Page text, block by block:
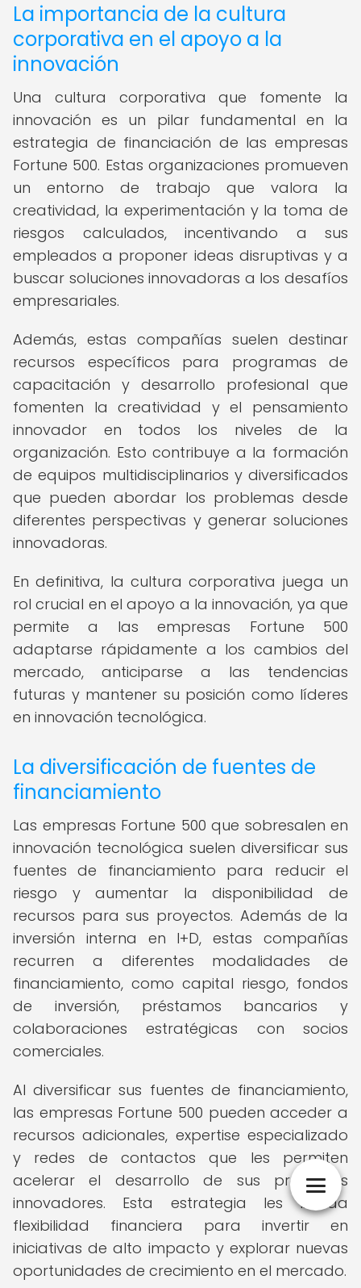
La importancia de la cultura
corporativa en el apoyo a la
innovación
Una cultura corporativa que fomente la
innovación es un pilar fundamental en la
estrategia de financiación de las empresas
Fortune 500. Estas organizaciones promueven
un entorno de trabajo que valora la
creatividad, la experimentación y la toma de
riesgos calculados, incentivando a sus
empleados a proponer ideas disruptivas y a
buscar soluciones innovadoras a los desafíos
empresariales.
Además, estas compañías suelen destinar
recursos específicos para programas de
capacitación y desarrollo profesional que
fomenten la creatividad y el pensamiento
innovador en todos los niveles de la
organización. Esto contribuye a la formación
de equipos multidisciplinarios y diversificados
que pueden abordar los problemas desde
diferentes perspectivas y generar soluciones
innovadoras.
En definitiva, la cultura corporativa juega un
rol crucial en el apoyo a la innovación, ya que
permite a las empresas Fortune 500
adaptarse rápidamente a los cambios del
mercado, anticiparse a las tendencias
futuras y mantener su posición como líderes
en innovación tecnológica.
La diversificación de fuentes de
financiamiento
Las empresas Fortune 500 que sobresalen en
innovación tecnológica suelen diversificar sus
fuentes de financiamiento para reducir el
riesgo y aumentar la disponibilidad de
recursos para sus proyectos. Además de la
inversión interna en I+D, estas compañías
recurren a diferentes modalidades de
financiamiento, como capital riesgo, fondos
de inversión, préstamos bancarios y
colaboraciones estratégicas con socios
comerciales.
Al diversificar sus fuentes de financiamiento,
las empresas Fortune 500 pueden acceder a
recursos adicionales, expertise especializado
y redes de contactos que les permiten
acelerar el desarrollo de sus proyectos
innovadores. Esta estrategia les brinda
flexibilidad financiera para invertir en
iniciativas de alto impacto y explorar nuevas
oportunidades de crecimiento en el mercado.